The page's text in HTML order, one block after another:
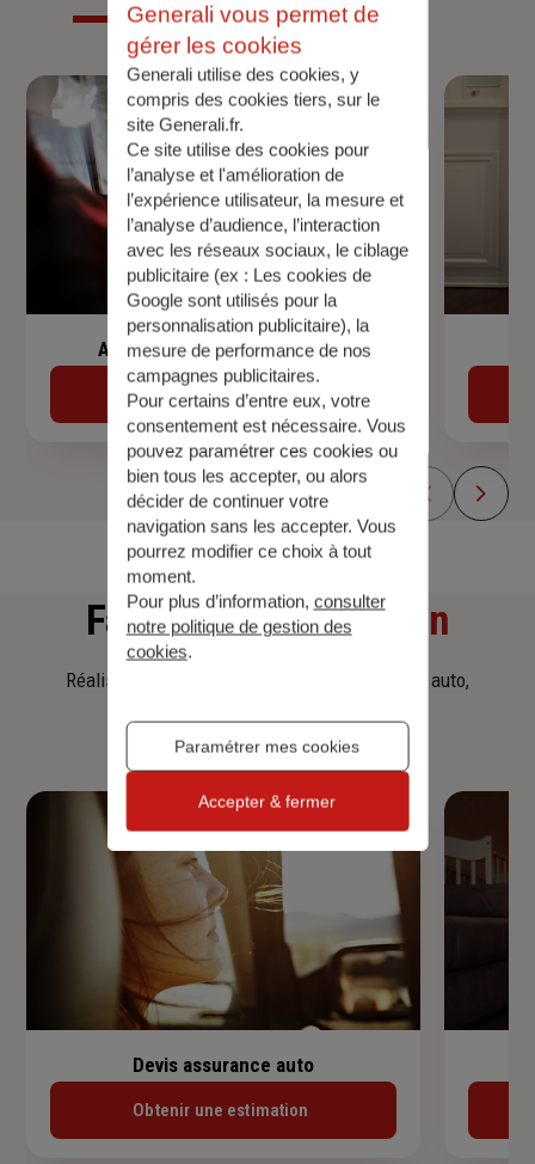
Assurance de prêt immobilier
Découvrir
Faitesune simulation
Réalisez une simulation tarifaire d'assurance, auto,
Devis assurance auto
Obtenir une estimation
Generali vous permet de
gérer les cookies
Generali utilise des cookies, y
compris des cookies tiers, sur le
site Generali.fr.
Ce site utilise des cookies pour
l’analyse et l'amélioration de
l’expérience utilisateur, la mesure et
l’analyse d’audience, l’interaction
avec les réseaux sociaux, le ciblage
publicitaire (ex : Les cookies de
Google sont utilisés pour la
personnalisation publicitaire), la
mesure de performance de nos
campagnes publicitaires.
Pour certains d’entre eux, votre
consentement est nécessaire. Vous
pouvez paramétrer ces cookies ou
bien tous les accepter, ou alors
décider de continuer votre
navigation sans les accepter. Vous
pourrez modifier ce choix à tout
moment.
Pour plus d’information, consulter
notre politique de gestion des
cookies.
Paramétrer mes cookies
Accepter & fermer